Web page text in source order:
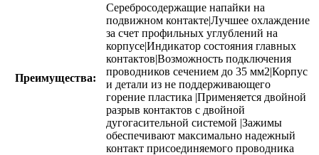
Преимущества:
Серебросодержащие напайки на
подвижном контакте|Лучшее охлаждение
за счет профильных углублений на
корпусе|Индикатор состояния главных
контактов|Возможность подключения
проводников сечением до 35 мм2|Корпус
и детали из не поддерживающего
горение пластика |Применяется двойной
разрыв контактов с двойной
дугогасительной системой |Зажимы
обеспечивают максимально надежный
контакт присоединяемого проводника